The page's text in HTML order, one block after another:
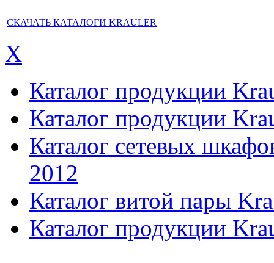
СКАЧАТЬ КАТАЛОГИ KRAULER
X
Каталог продукции
Каталог продукции
Каталог сетевых
2012
Каталог витой пары
Каталог продукции